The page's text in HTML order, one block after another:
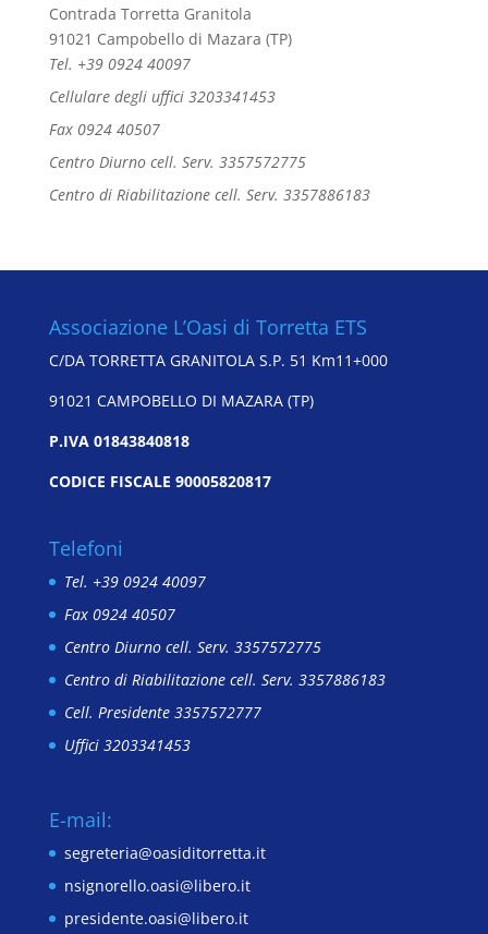
Contrada Torretta Granitola
91021 Campobello di Mazara (TP)
Tel. +39 0924 40097
Cellulare degli uffici 3203341453
Fax 0924 40507
Centro Diurno cell. Serv. 3357572775
Centro di Riabilitazione cell. Serv. 3357886183
Associazione L’Oasi di Torretta ETS
C/DA TORRETTA GRANITOLA S.P. 51 Km11+000
91021 CAMPOBELLO DI MAZARA (TP)
P.IVA 01843840818
CODICE FISCALE 90005820817
Telefoni
Tel. +39 0924 40097
Fax 0924 40507
Centro Diurno cell. Serv. 3357572775
Centro di Riabilitazione cell. Serv. 3357886183
Cell. Presidente 3357572777
Uffici 3203341453
E-mail:
segreteria@oasiditorretta.it
nsignorello.oasi@libero.it
presidente.oasi@libero.it